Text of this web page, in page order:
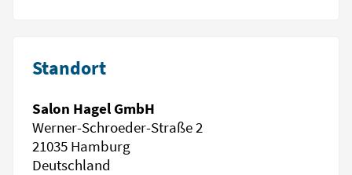
Standort
Salon Hagel GmbH
Werner-Schroeder-Straße 2
21035 Hamburg
Deutschland